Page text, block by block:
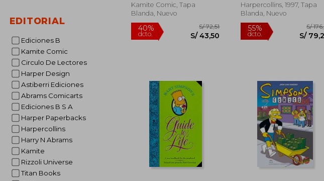
EDITORIAL
Ediciones B
Kamite Comic
Circulo De Lectores
Harper Design
Astiberri Ediciones
Abrams Comicarts
Ediciones B S A
Harper Paperbacks
Harpercollins
Harry N Abrams
Kamite
Rizzoli Universe
Titan Books
Kamite Comic, Tapa
Blanda, Nuevo
40%
dcto.
Harpercollins, 1997, Tapa
Blanda, Nuevo
55%
dcto.